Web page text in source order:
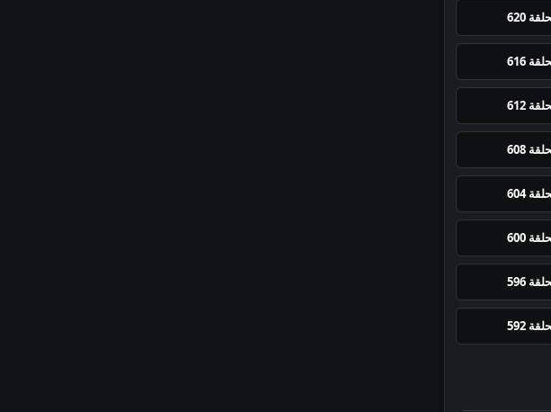
620
616
612
608
604
600
596
592